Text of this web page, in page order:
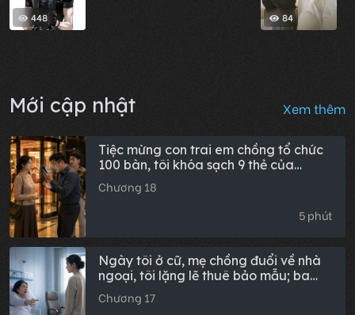
448 84
Mới cập nhật Xem thêm
Tiệc mừng con trai em chồng tổ chức
100 bàn, tôi khóa sạch 9 thẻ của
chồng khiến anh ta cuống cuồng giục
trả tiền, tôi đáp: Đó có phải con ông
Chương 18
5 phút
Ngày tôi ở cữ, mẹ chồng đuổi về nhà
ngoại, tôi lặng lẽ thuê bảo mẫu; ba
năm sau, bà nằm viện nghe tôi nhắc lại
câu nói ấy, chiếc cốc trên tay rơi vỡ
Chương 17